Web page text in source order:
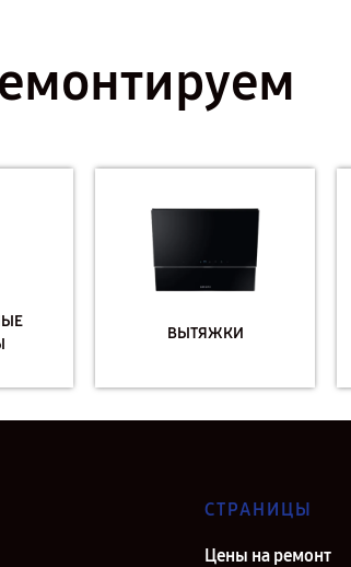
ВЫТЯЖКИ
СТРАНИЦЫ
Цены на ремонт